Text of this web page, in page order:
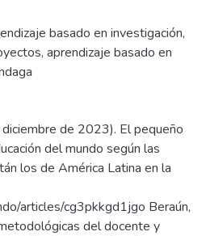
basado en investigación,
, aprendizaje basado en
de 2023). El pequeño
del mundo según las
los de América Latina en la
articles/cg3pkkgd1jgo Beraún,
del docente y